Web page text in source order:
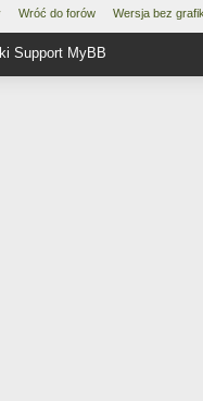
Wróć do forów Wersja bez
Support MyBB